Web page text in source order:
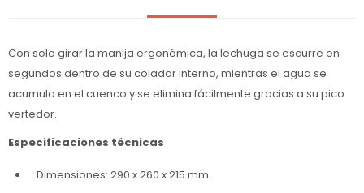
Con solo girar la manija ergonómica, la lechuga se escurre en
segundos dentro de su colador interno, mientras el agua se
acumula en el cuenco y se elimina fácilmente gracias a su pico
vertedor.
Especificaciones técnicas
Dimensiones: 290 x 260 x 215 mm.